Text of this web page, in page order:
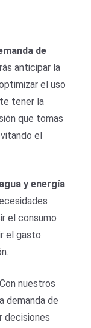
de
anticipar la
el uso
tener la
que tomas
el
y energía.
el consumo
el gasto
nuestros
demanda de
decisiones